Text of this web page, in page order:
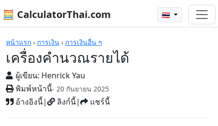
🧮 CalculatorThai.com 🇹🇭
หน้าแรก › การเงิน › การเงินอื่น ๆ
เครื่องคำนวณรายได้
ผู้เขียน: Henrick Yau
พิมพ์หน้านี้- 20 กันยายน 2025
อ้างอิงนี้| ลิงก์นี้| แชร์นี้
เครื่องคิดเลข